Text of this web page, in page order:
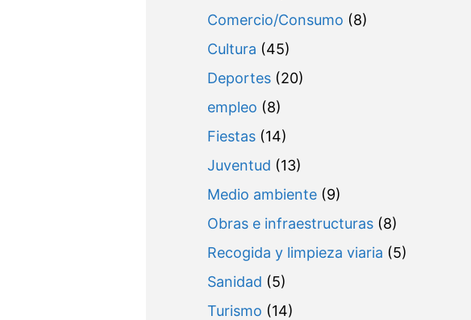
Comercio/Consumo (8)
Cultura (45)
Deportes(20)
empleo (8)
Fiestas(14)
Juventud (13)
Medio ambiente(9)
Obras e infraestructuras(8)
Recogida y limpieza viaria (5)
Sanidad (5)
Turismo (14)